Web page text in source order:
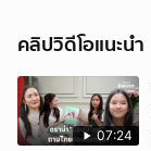
คลิปวิดีโอแนะนำ
07:24